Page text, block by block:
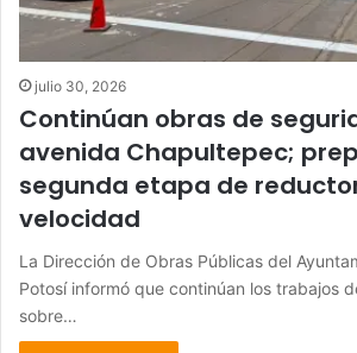
julio 30, 2026
Continúan obras de
avenida Chapultepec;
segunda etapa de
velocidad
La Dirección de Obras Públicas del
Potosí informó que continúan los trabajos
sobre…